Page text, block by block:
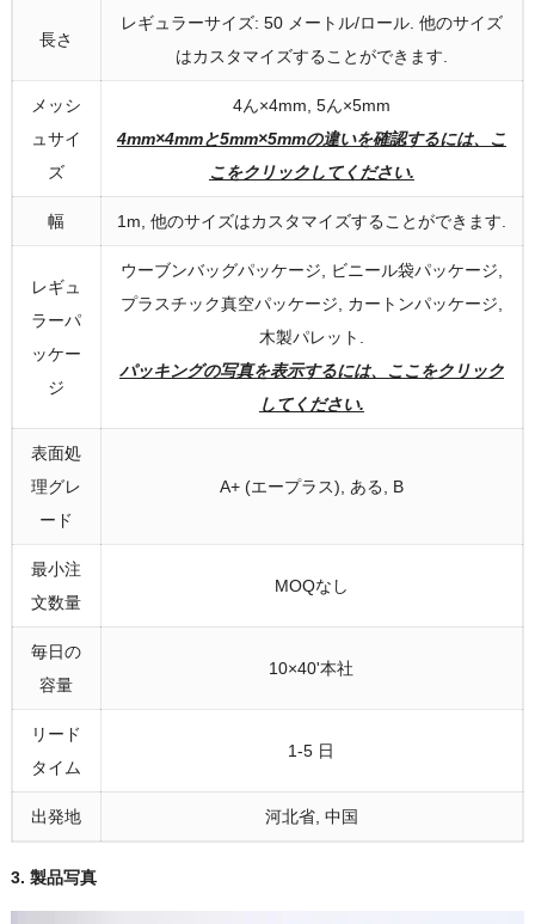
長さ
レギュラーサイズ: 50 メートル/ロール. 他のサイズ
はカスタマイズすることができます.
メッシ
ュサイ
ズ
4ん×4mm, 5ん×5mm
4mm×4mmと5mm×5mmの違いを確認するには、こ
こをクリックしてください.
幅 1m, 他のサイズはカスタマイズすることができます.
レギュ
ラーパ
ッケー
ジ
ウーブンバッグパッケージ, ビニール袋パッケージ,
プラスチック真空パッケージ, カートンパッケージ,
木製パレット.
パッキングの写真を表示するには、ここをクリック
してください.
表面処
理グレ
ード
A+ (エープラス), ある, B
最小注
文数量
MOQなし
毎日の
容量
10×40'本社
リード
タイム
1-5 日
出発地 河北省, 中国
3. 製品写真